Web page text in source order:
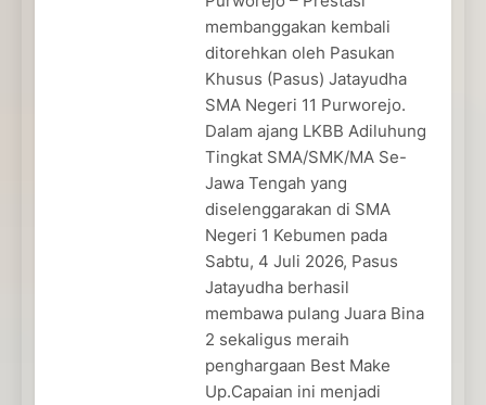
membanggakan kembali
ditorehkan oleh Pasukan
Khusus (Pasus) Jatayudha
SMA Negeri 11 Purworejo.
Dalam ajang LKBB Adiluhung
Tingkat SMA/SMK/MA Se-
Jawa Tengah yang
diselenggarakan di SMA
Negeri 1 Kebumen pada
Sabtu, 4 Juli 2026, Pasus
Jatayudha berhasil
membawa pulang Juara Bina
2 sekaligus meraih
penghargaan Best Make
Up.Capaian ini menjadi